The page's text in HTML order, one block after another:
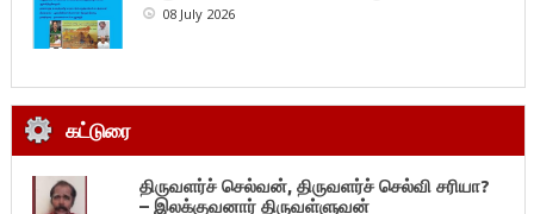
08 July 2026
கட்டுரை
திருவளர்ச் செல்வன், திருவளர்ச் செல்வி சரியா?
– இலக்குவனார் திருவள்ளுவன்